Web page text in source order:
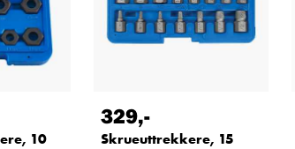
10
329,-
Skrueuttrekkere, 15